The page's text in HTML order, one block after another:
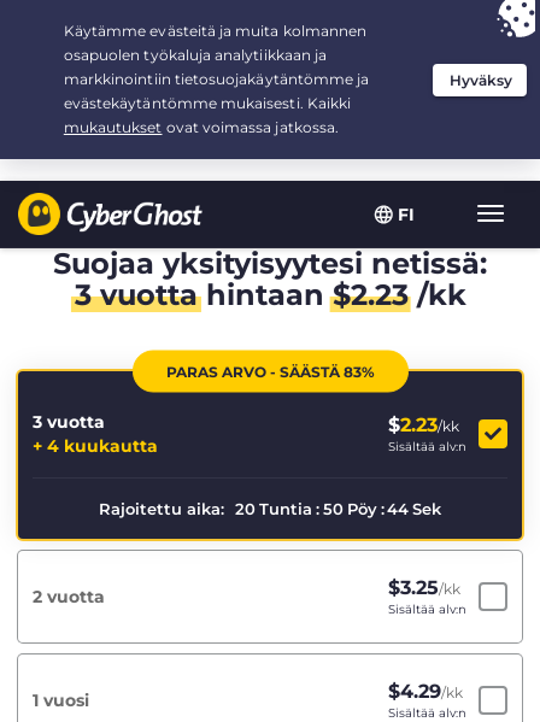
FI
Your choice:The Best Deal for 3.3333333333333-years at $
/month
Suojaa yksityisyytesi netissä:
3 vuottahintaan$2.23/kk
PARAS ARVO - SÄÄSTÄ 83%
3 vuotta
+ 4 kuukautta
$2.23/kk
Sisältää alv:n
Rajoitettu aika: 20Tuntia :50 Pöy:43Sek
2 vuotta $3.25/kk
Sisältää alv:n
1 vuosi $4.29/kk
Sisältää alv:n